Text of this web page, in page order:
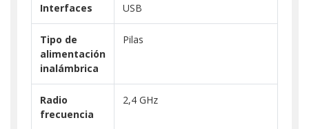
Interfaces USB
Tipo de
alimentación
inalámbrica
Pilas
Radio
frecuencia
2,4 GHz